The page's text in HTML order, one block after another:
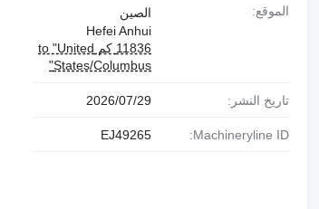
الموقع:
الصين
Hefei Anhui
11836 كم to "United
States/Columbus"
تاريخ النشر: 29‏/07‏/2026
Machineryline ID:
EJ49265